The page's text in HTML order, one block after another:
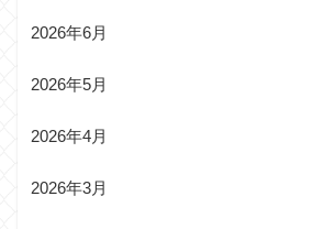
2026年6月
2026年5月
2026年4月
2026年3月